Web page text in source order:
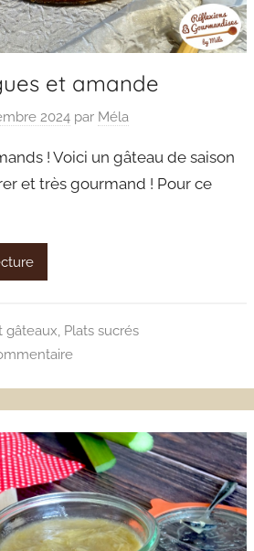
et amande
2024 par Méla
! Voici un gâteau de saison
et très gourmand ! Pour ce
gâteaux, Plats sucrés